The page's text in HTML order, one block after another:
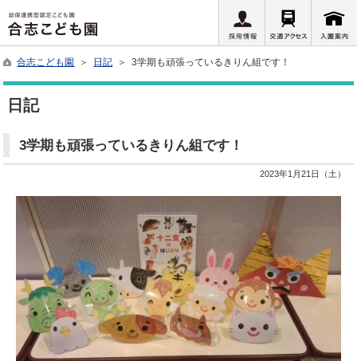
合志こども園 ＞ 日記 ＞ 3学期も頑張っているきりん組です！
日記
3学期も頑張っているきりん組です！
2023年1月21日（土）